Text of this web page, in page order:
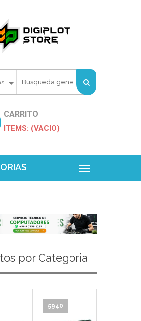
CARRITO
ITEMS: (VACIO)
por Categoria
5940